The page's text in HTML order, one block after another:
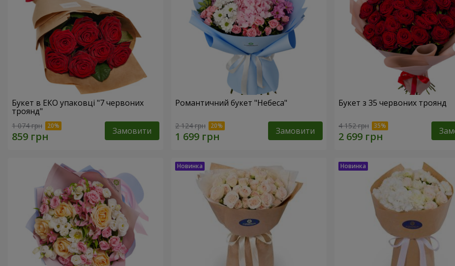
Букет в ЕКО упаковці "7 червоних
троянд"
1 074 грн Замовити
Романтичний букет "Небеса"
2 124 грн Замовити
Букет з 35 червоних троянд
4 152 грн